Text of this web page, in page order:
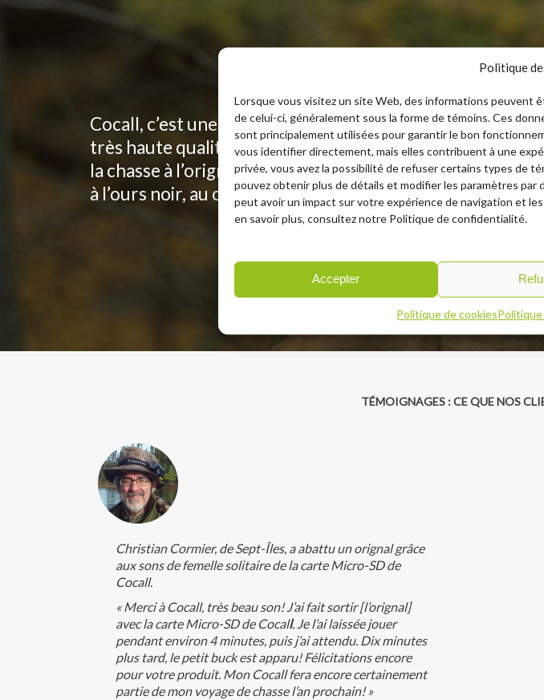
Politique
Lorsque vous visitez un site Web, des informations peuvent
de celui-ci, généralement sous la forme de témoins. Ces
sont principalement utilisées pour garantir le bon
vous identifier directement, mais elles contribuent à une
privée, vous avez la possibilité de refuser certains types de
pouvez obtenir plus de détails et modifier les paramètres
peut avoir un impact sur votre expérience de navigation et
en savoir plus, consultez notre Politique de confidentialité.
Accepter
Politique de cookies
Cocall, c’est une nouvelle génération d’appeaux
très haute qualité pour caller et traquer l’animal de
la chasse à l’orignal, au cerf de Virginie (chevreuil), à
à l’ours noir, au coyote ou autre, nous avons le call qu’il
TÉMOIGNAGES : CE QUE NOS
Christian Cormier, de Sept-Îles, a abattu un orignal grâce
aux sons de femelle solitaire de la carte Micro-SD de
Cocall.
« Merci à Cocall, très beau son! J’ai fait sortir [l’orignal]
avec la carte Micro-SD de Cocall. Je l’ai laissée jouer
pendant environ 4 minutes, puis j’ai attendu. Dix minutes
plus tard, le petit buck est apparu! Félicitations encore
pour votre produit. Mon Cocall fera encore certainement
partie de mon voyage de chasse l’an prochain! »